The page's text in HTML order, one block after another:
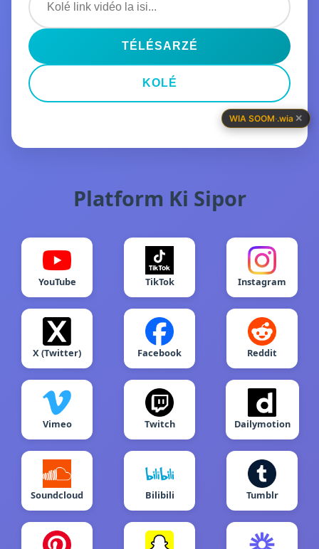
TÉLÉSARZÉ
KOLÉ
Platform Ki Sipor
YouTube TikTok Instagram
X (Twitter) Facebook Reddit
Vimeo Twitch Dailymotion
Soundcloud Bilibili Tumblr
WIA SOOM·.wia ✕